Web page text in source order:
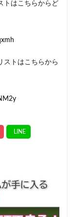
トはこちらからど
ストはこちらから